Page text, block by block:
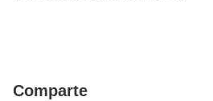
Comparte